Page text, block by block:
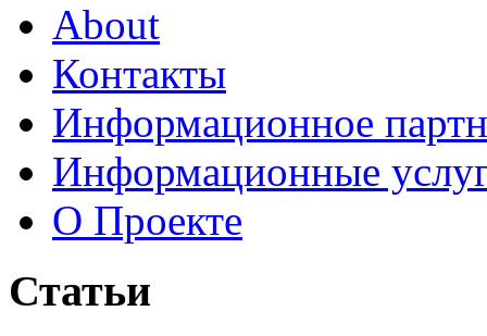
About
Контакты
Информационное
Информационные
О Проекте
Статьи